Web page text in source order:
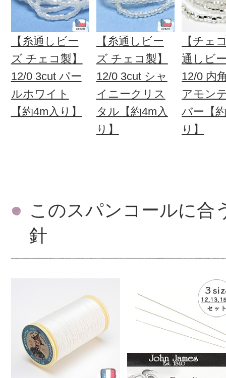
【糸通しビー
ズ チェコ製】
12/0 3cut パー
ルホワイト
【約4m入り】
【糸通しビー
ズ チェコ製】
12/0 3cut シャ
イニークリス
タル【約4m入
り】
【チェ
通しビ
12/0 内
アモン
バー【
り】
このスパンコールに合
針